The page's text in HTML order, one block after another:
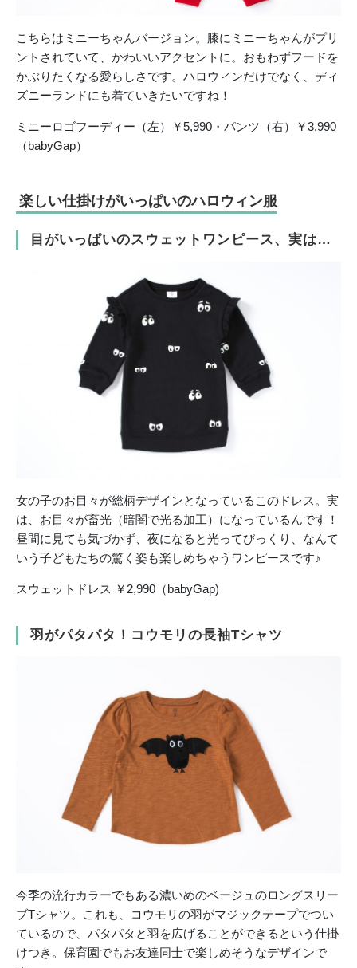
こちらはミニーちゃんバージョン。膝にミニーちゃんがプリ
ントされていて、かわいいアクセントに。おもわずフードを
かぶりたくなる愛らしさです。ハロウィンだけでなく、ディ
ズニーランドにも着ていきたいですね！
ミニーロゴフーディー（左）￥5,990・パンツ（右）￥3,990
（babyGap）
楽しい仕掛けがいっぱいのハロウィン服
目がいっぱいのスウェットワンピース、実は…
女の子のお目々が総柄デザインとなっているこのドレス。実
は、お目々が畜光（暗闇で光る加工）になっているんです！
昼間に見ても気づかず、夜になると光ってびっくり、なんて
いう子どもたちの驚く姿も楽しめちゃうワンピースです♪
スウェットドレス ￥2,990（babyGap)
羽がパタパタ！コウモリの長袖Tシャツ
今季の流行カラーでもある濃いめのベージュのロングスリー
ブTシャツ。これも、コウモリの羽がマジックテープでつい
ているので、パタパタと羽を広げることができるという仕掛
けつき。保育園でもお友達同士で楽しめそうなデザインで